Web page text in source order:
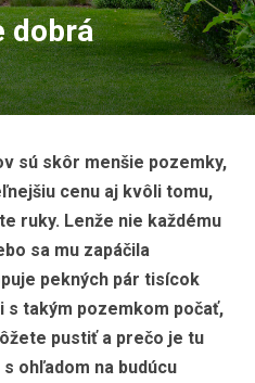
dobrá
sú skôr menšie pozemky,
cenu aj kvôli tomu,
ruky. Lenže nie každému
sa mu zapáčila
pekných pár tisícok
takým pozemkom počať,
pustiť a prečo je tu
ohľadom na budúcu